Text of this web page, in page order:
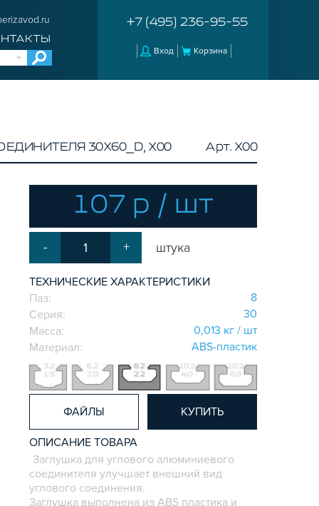
+7 (495) 236-95-55
Вход Корзина
30Х60_D, X00 Арт. X00
107 р / шт
- + штука
ТЕХНИЧЕСКИЕ ХАРАКТЕРИСТИКИ
Паз:
8
Серия:
30
Масса:
0,013 кг / шт
Материал:
ABS-пластик
ФАЙЛЫ КУПИТЬ
ОПИСАНИЕ ТОВАРА
Заглушка для углового алюминиевого
соединителя улучшает внешний вид
углового соединения.
Заглушка выполнена из ABS пластика и